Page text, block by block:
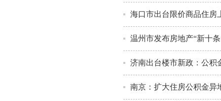
海口市出台限价商品住房
温州市发布房地产“新十
济南出台楼市新政：公积
南京：扩大住房公积金异